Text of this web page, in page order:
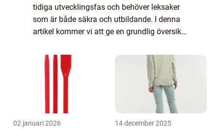
tidiga utvecklingsfas och behöver leksaker
som är både säkra och utbildande. I denna
artikel kommer vi att ge en grundlig översikt
presentera olika typer av leks...
02 januari 2026 14 december 2025